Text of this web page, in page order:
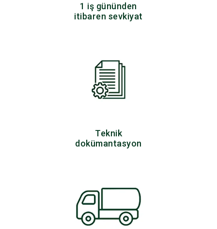
1 iş gününden
itibaren sevkiyat
Teknik
dokümantasyon